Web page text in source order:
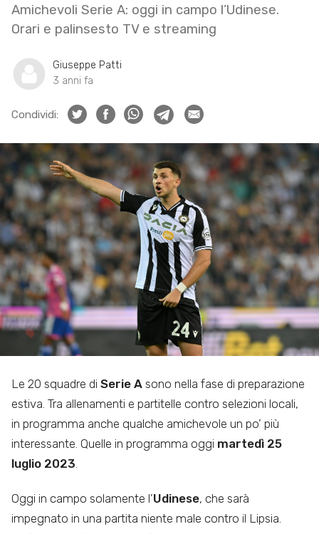
Amichevoli Serie A: oggi in campo l’Udinese.
Orari e palinsesto TV e streaming
Giuseppe Patti
3 anni fa
Condividi:
Le 20 squadre di Serie A sono nella fase di preparazione
estiva. Tra allenamenti e partitelle contro selezioni locali,
in programma anche qualche amichevole un po’ più
interessante. Quelle in programma oggi martedì 25
luglio 2023.
Oggi in campo solamente l’Udinese, che sarà
impegnato in una partita niente male contro il Lipsia.